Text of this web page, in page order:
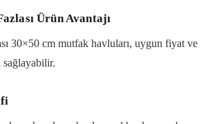
Ürün Avantajı
30×50 cm mutfak havluları, uygun fiyat ve
sağlayabilir.